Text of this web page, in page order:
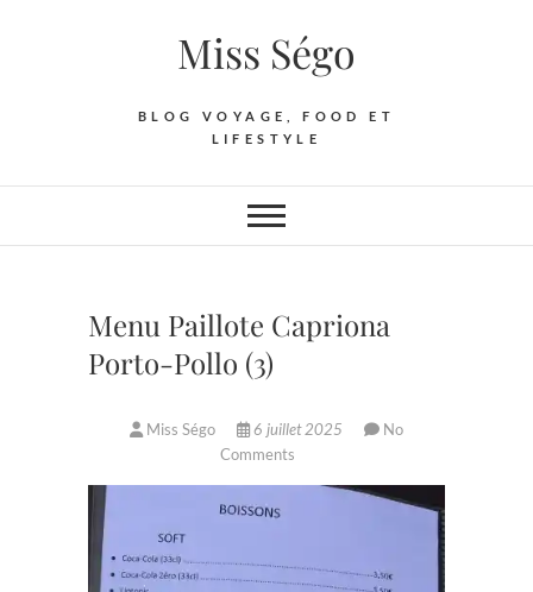
Miss Ségo
BLOG VOYAGE, FOOD ET
LIFESTYLE
Menu Paillote Capriona
Porto-Pollo (3)
Miss Ségo 6 juillet 2025
No
Comments